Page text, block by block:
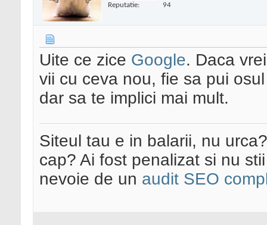
Reputatie: 94
Uite ce zice Google. Daca
vii cu ceva nou, fie sa pui
dar sa te implici mai mult.
Siteul tau e in balarii, nu
cap? Ai fost penalizat si nu
nevoie de un audit SEO